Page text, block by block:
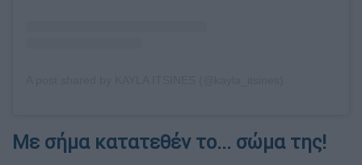
Με σήμα κατατεθέν το... σώμα της!